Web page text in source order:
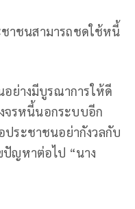
ชาชนสามารถชดใช้หนี้
อย่างมีบูรณาการให้ดี
จรหนี้นอกระบบอีก
ประชาชนอย่ากังวลกับ
ปัญหาต่อไป “นาง